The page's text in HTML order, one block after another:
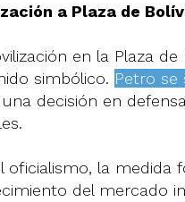
a Plaza de
en la Plaza
simbólico. Petro se
decisión en
oficialismo, la
del mercado